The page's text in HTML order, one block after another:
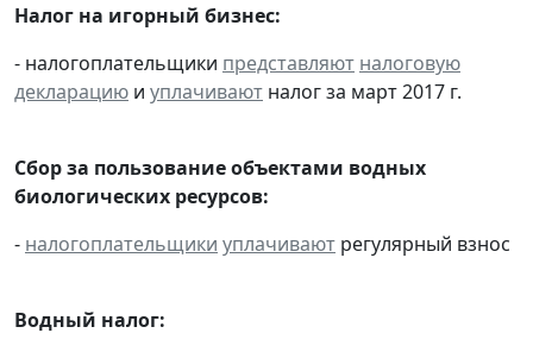
Налог на игорный бизнес:
- налогоплательщики представляют налоговую
декларацию и уплачивают налог за март 2017 г.
Сбор за пользование объектами водных
биологических ресурсов:
- налогоплательщики уплачивают регулярный взнос
Водный налог: